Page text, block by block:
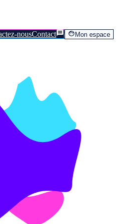
nousContact Mon espace